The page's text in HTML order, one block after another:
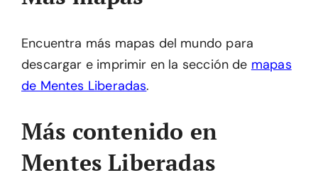
Encuentra más mapas del mundo para
descargar e imprimir en la sección de mapas
de Mentes Liberadas.
Más contenido en
Mentes Liberadas